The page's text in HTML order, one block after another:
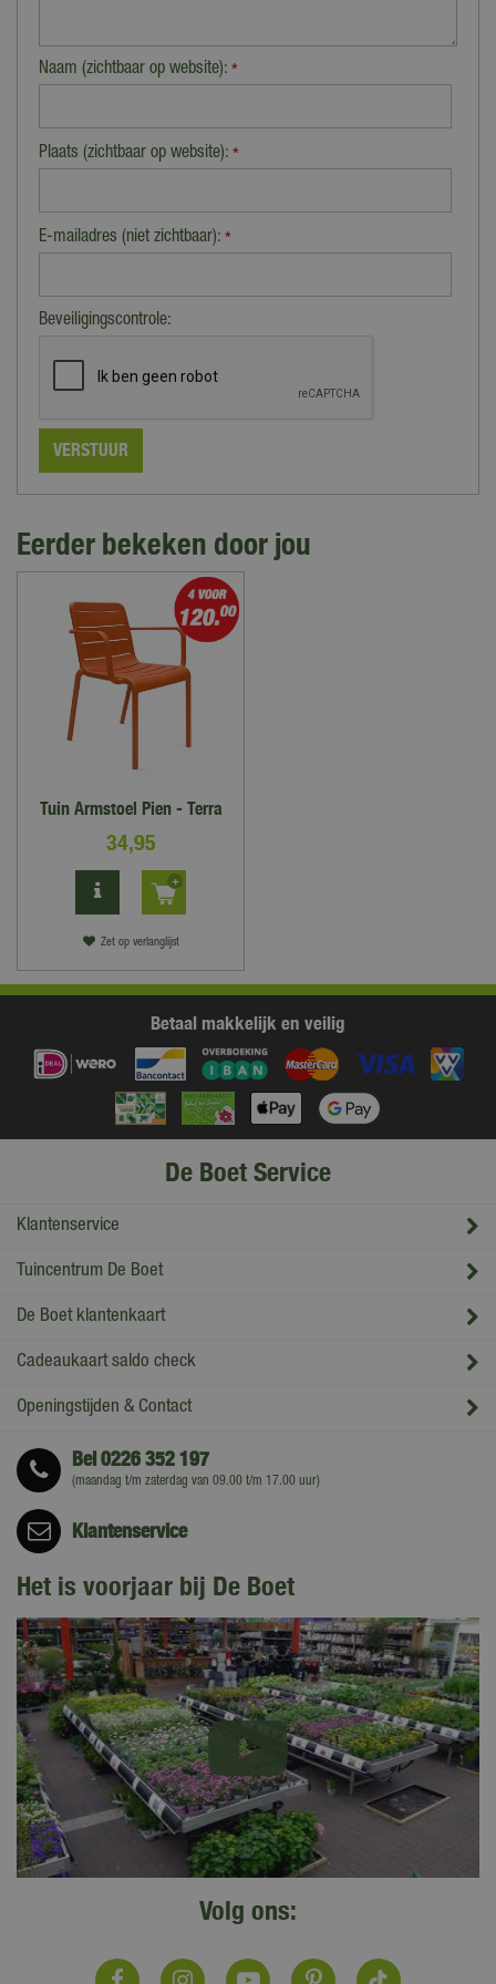
Inklapbaar
Nee
Nee
Mediterrane tuin, Multicolour
Naam (zichtbaar op website): *
Plaats (zichtbaar op website): *
E-mailadres (niet zichtbaar): *
Beveiligingscontrole:
Eerder bekeken door jou
Tuin Armstoel Pien - Terra
34,95
Zet op verlanglijst
Betaal makkelijk en veilig
De Boet Service
Klantenservice
Tuincentrum De Boet
De Boet klantenkaart
Cadeaukaart saldo check
Openingstijden & Contact
Bel0226 352 197
(maandag t/m zaterdag van 09.00 t/m 17.00 uur)
Klantenservice
Het is voorjaar bij De Boet
Volg ons: